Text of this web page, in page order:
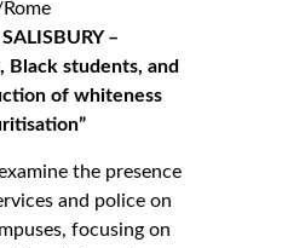
–
Black students, and
of whiteness
the presence
and police on
focusing on